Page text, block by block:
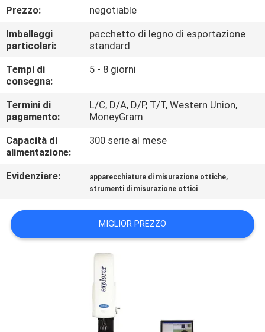
QUALITÀ
CONTATTICI
RICHIEDA
UNA
CITAZIONE
DEL
SITO
PRIVACY
Prezzo:
negotiable
Imballaggi
particolari:
pacchetto di legno di esportazione
standard
Tempi di
consegna:
5 - 8 giorni
Termini di
pagamento:
L/C, D/A, D/P, T/T, Western Union,
MoneyGram
Capacità di
alimentazione:
300 serie al mese
Evidenziare: apparecchiature di misurazione ottiche,
strumenti di misurazione ottici
MIGLIOR PREZZO